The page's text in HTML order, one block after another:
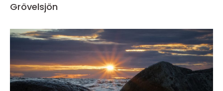
Grövelsjön